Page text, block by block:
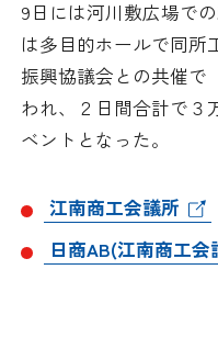
日商創
情報公開
採用情報
アクセス
9日には河川敷広場で
は多目的ホールで同所
振興協議会との共催で
われ、２日間合計で３
ベントとなった。
江南商工会議所
日商AB(江南商工会